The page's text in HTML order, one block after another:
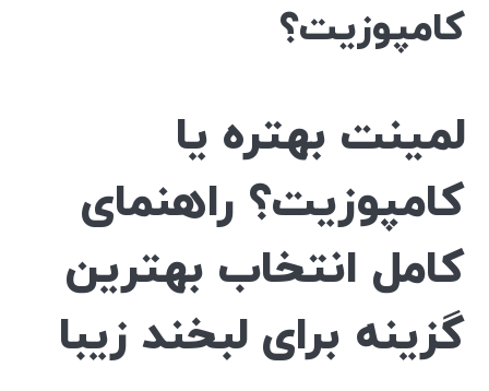
کامپوزیت؟
لمینت بهتره یا
کامپوزیت؟ راهنمای
کامل انتخاب بهترین
گزینه برای لبخند زیبا